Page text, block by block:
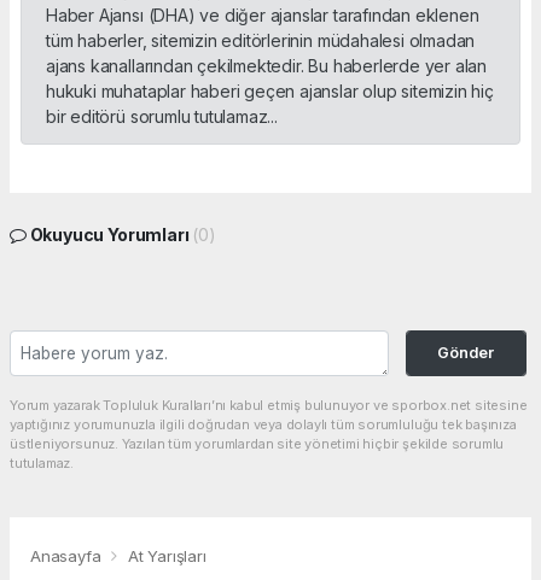
Haber Ajansı (DHA) ve diğer ajanslar tarafından eklenen
tüm haberler, sitemizin editörlerinin müdahalesi olmadan
ajans kanallarından çekilmektedir. Bu haberlerde yer alan
hukuki muhataplar haberi geçen ajanslar olup sitemizin hiç
bir editörü sorumlu tutulamaz...
Okuyucu Yorumları (0)
Gönder
Yorum yazarak Topluluk Kuralları’nı kabul etmiş bulunuyor ve sporbox.net sitesine
yaptığınız yorumunuzla ilgili doğrudan veya dolaylı tüm sorumluluğu tek başınıza
üstleniyorsunuz. Yazılan tüm yorumlardan site yönetimi hiçbir şekilde sorumlu
tutulamaz.
Anasayfa At Yarışları